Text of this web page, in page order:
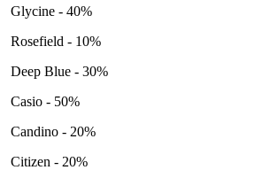
Glycine - 40%
Rosefield - 10%
Deep Blue - 30%
Casio - 50%
Candino - 20%
Citizen - 20%